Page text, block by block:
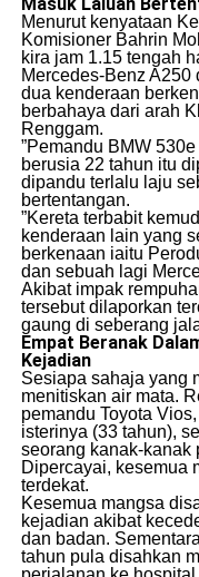
​Menurut kenyataan
Komisioner Bahrin
kira jam 1.15 tengah
Mercedes-Benz
dua kenderaan
berbahaya dari arah
Renggam.
​”Pemandu BMW
berusia 22 tahun itu
dipandu terlalu laju
bertentangan.
​”Kereta terbabit
kenderaan lain yang
berkenaan iaitu
dan sebuah lagi
​Akibat impak
tersebut dilaporkan
gaung di seberang
Empat Beranak
Kejadian
​Sesiapa sahaja yang
menitiskan air mata.
pemandu Toyota
isterinya (33 tahun),
seorang kanak-kanak
Dipercayai, kesemua
terdekat.
​Kesemua mangsa
kejadian akibat
dan badan.
tahun pula disahkan